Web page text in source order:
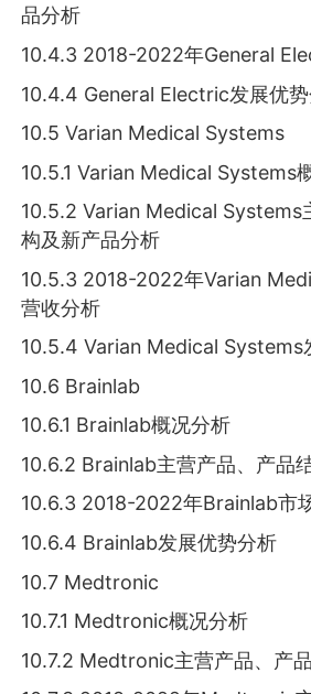
品分析
10.4.3 2018-2022年General
10.4.4 General Electric发展优
10.5 Varian Medical Systems
10.5.1 Varian Medical Systems
10.5.2 Varian Medical Systems
构及新产品分析
10.5.3 2018-2022年Varian
营收分析
10.5.4 Varian Medical Systems
10.6 Brainlab
10.6.1 Brainlab概况分析
10.6.2 Brainlab主营产品、产品
10.6.3 2018-2022年Brainlab市
10.6.4 Brainlab发展优势分析
10.7 Medtronic
10.7.1 Medtronic概况分析
10.7.2 Medtronic主营产品、产